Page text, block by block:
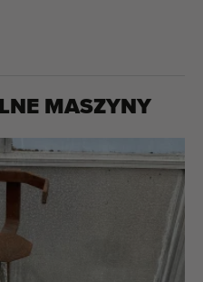
MASZYNY